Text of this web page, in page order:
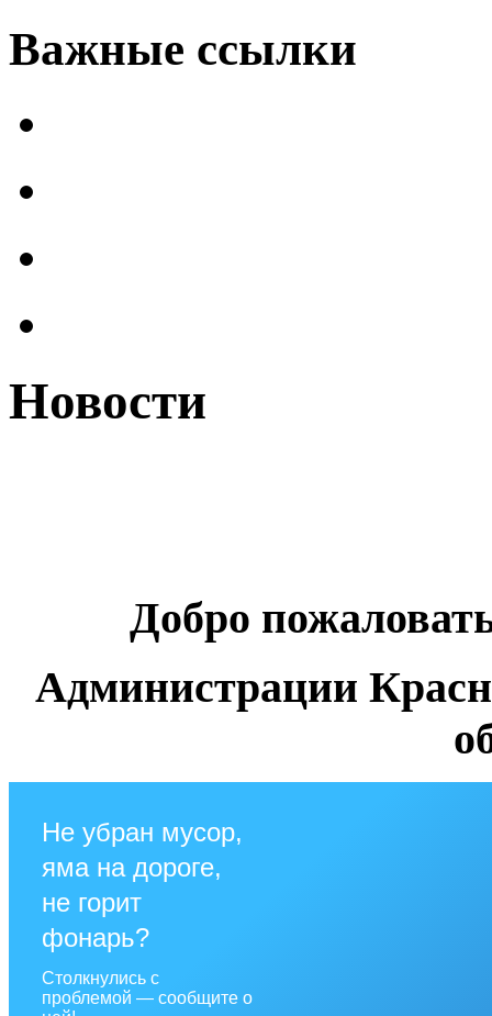
Важные ссылки
Новости
Добро
Администрации
Не убран мусор,
яма на дороге,
не горит
фонарь?
Столкнулись с
проблемой — сообщите о